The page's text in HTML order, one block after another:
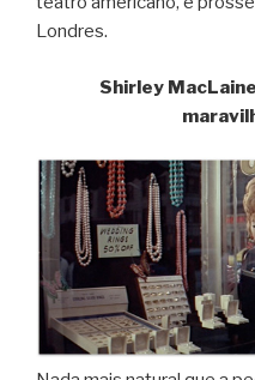
Londres.
Shirley